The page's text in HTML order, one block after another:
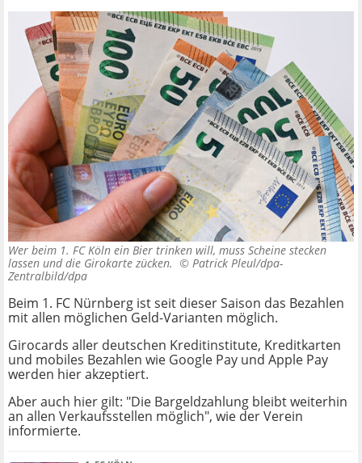
Wer beim 1. FC Köln ein Bier trinken will, muss Scheine stecken
lassen und die Girokarte zücken. © Patrick Pleul/dpa-
Zentralbild/dpa
Beim 1. FC Nürnberg ist seit dieser Saison das Bezahlen
mit allen möglichen Geld-Varianten möglich.
Girocards aller deutschen Kreditinstitute, Kreditkarten
und mobiles Bezahlen wie Google Pay und Apple Pay
werden hier akzeptiert.
Aber auch hier gilt: "Die Bargeldzahlung bleibt weiterhin
an allen Verkaufsstellen möglich", wie der Verein
informierte.